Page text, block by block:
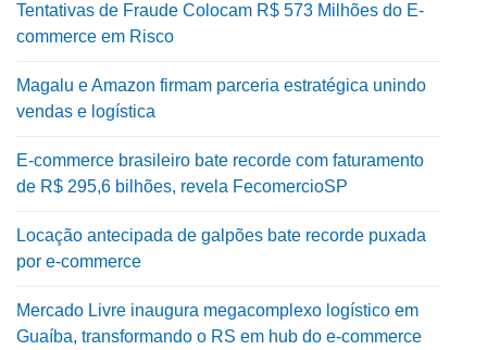
Tentativas de Fraude Colocam R$ 573 Milhões do E-
commerce em Risco
Magalu e Amazon firmam parceria estratégica unindo
vendas e logística
E-commerce brasileiro bate recorde com faturamento
de R$ 295,6 bilhões, revela FecomercioSP
Locação antecipada de galpões bate recorde puxada
por e-commerce
Mercado Livre inaugura megacomplexo logístico em
Guaíba, transformando o RS em hub do e-commerce